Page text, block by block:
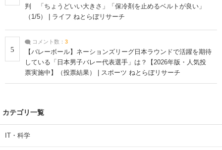
判 「ちょうどいい大きさ」「保冷剤を止めるベルトが良い」
（1/5） | ライフ ねとらぼリサーチ
5
コメント数： 3
【バレーボール】ネーションズリーグ日本ラウンドで活躍を期待
している「日本男子バレー代表選手」は？【2026年版・人気投
票実施中】（投票結果） | スポーツ ねとらぼリサーチ
カテゴリ一覧
IT・科学